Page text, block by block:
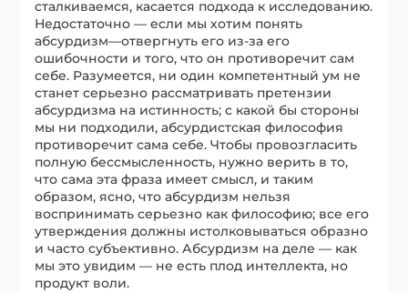
сталкиваемся, касается подхода к исследованию.
Недостаточно — если мы хотим понять
абсурдизм—отвергнуть его из-за его
ошибочности и того, что он противоречит сам
себе. Разумеется, ни один компетентный ум не
станет серьезно рассматривать претензии
абсурдизма на истинность; с какой бы стороны
мы ни подходили, абсурдистская философия
противоречит сама себе. Чтобы провозгласить
полную бессмысленность, нужно верить в то,
что сама эта фраза имеет смысл, и таким
образом, ясно, что абсурдизм нельзя
воспринимать серьезно как философию; все его
утверждения должны истолковываться образно
и часто субъективно. Абсурдизм на деле — как
мы это увидим — не есть плод интеллекта, но
продукт воли.